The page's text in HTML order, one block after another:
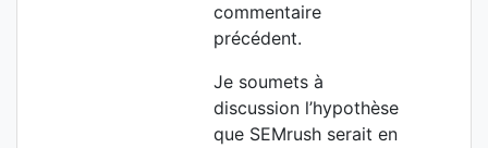
commentaire
précédent.
Je soumets à
discussion l’hypothèse
que SEMrush serait en